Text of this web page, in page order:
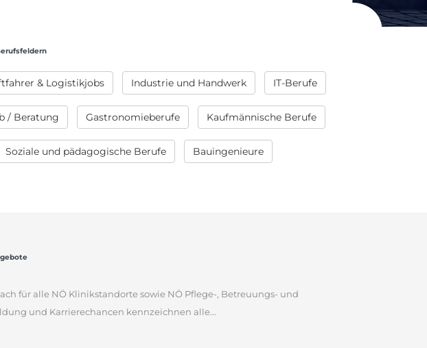
& Logistikjobs Industrie und Handwerk IT-Berufe
/ Beratung Gastronomieberufe Kaufmännische Berufe
Soziale und pädagogische Berufe Bauingenieure
für alle NÖ Klinikstandorte sowie NÖ Pflege-, Betreuungs- und
und Karrierechancen kennzeichnen alle...